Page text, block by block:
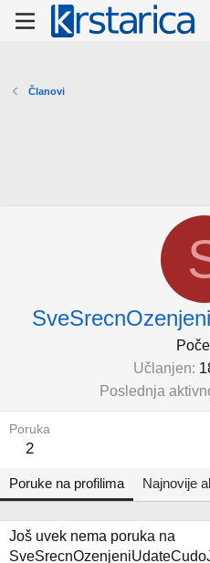
Članovi
Učlanjen
Poslednja
Poruka
2
Poruke na profilima Najnovije
Još uvek nema poruka na